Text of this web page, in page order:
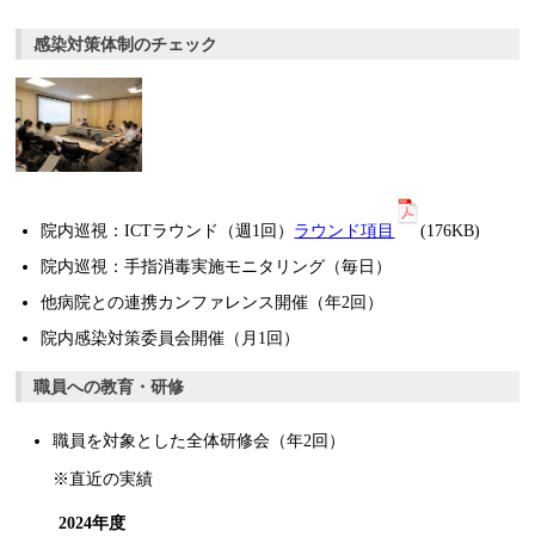
感染対策体制のチェック
院内巡視：ICTラウンド（週1回） ラウンド項目
(176KB)
院内巡視：手指消毒実施モニタリング（毎日）
他病院との連携カンファレンス開催（年2回）
院内感染対策委員会開催（月1回）
職員への教育・研修
職員を対象とした全体研修会（年2回）
※直近の実績
2024年度